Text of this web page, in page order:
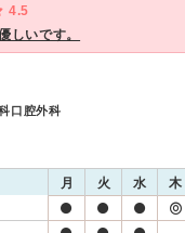
4.5
しいです。
口腔外科
月 火 水 木